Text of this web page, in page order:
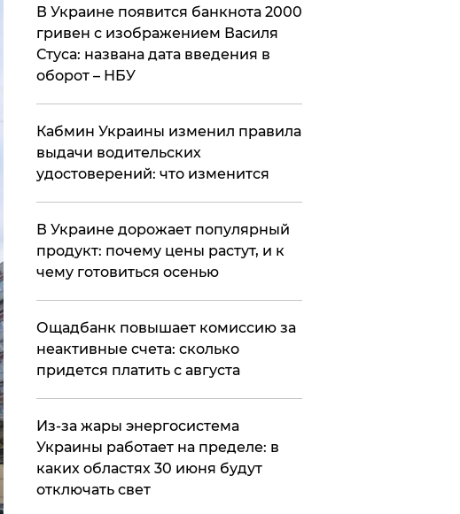
В Украине появится банкнота 2000
гривен с изображением Василя
Стуса: названа дата введения в
оборот – НБУ
Кабмин Украины изменил правила
выдачи водительских
удостоверений: что изменится
В Украине дорожает популярный
продукт: почему цены растут, и к
чему готовиться осенью
​Ощадбанк повышает комиссию за
неактивные счета: сколько
придется платить с августа
Из-за жары энергосистема
Украины работает на пределе: в
каких областях 30 июня будут
отключать свет